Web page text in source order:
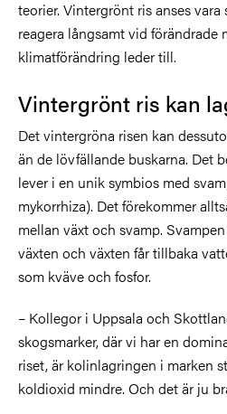
teorier. Vintergrönt ris anses
reagera långsamt vid
klimatförändring leder till.
Vintergrönt ris kan
Det vintergröna risen kan
än de lövfällande buskarna. Det
lever i en unik symbios med
mykorrhiza). Det förekommer
mellan växt och svamp.
växten och växten får tillbaka
som kväve och fosfor.
– Kollegor i Uppsala och
skogsmarker, där vi har en
riset, är kolinlagringen i marken
koldioxid mindre. Och det är ju